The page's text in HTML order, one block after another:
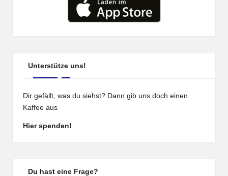
Unterstütze uns!
Dir gefällt, was du siehst? Dann gib uns doch einen
Kaffee aus
Hier spenden!
Du hast eine Frage?